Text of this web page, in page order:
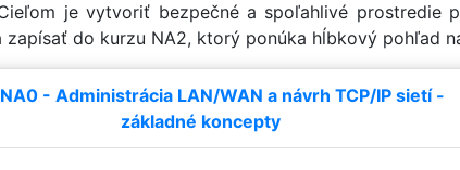
je vytvoriť bezpečné a spoľahlivé prostredie
zapísať do kurzu NA2, ktorý ponúka hĺbkový pohľad
- Administrácia LAN/WAN a návrh TCP/IP sietí -
základné koncepty